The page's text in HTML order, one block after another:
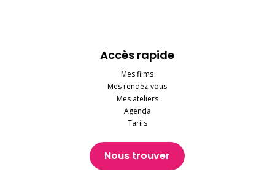
Accès rapide
Mes films
Mes rendez-vous
Mes ateliers
Agenda
Tarifs
Nous trouver